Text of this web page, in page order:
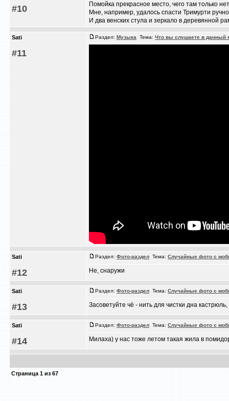
#10
Помойка прекрасное место, чего там только
Мне, например, удалось спасти Тримурти
И два венских стула и зеркало в деревянной
Sati
#11
Раздел: Музыка Тема: Что вы слушаете в данный
Sati
#12
Раздел: Фото-раздел Тема: Случайные фото с
Не, снаружи
Sati
#13
Раздел: Фото-раздел Тема: Случайные фото с
Засоветуйте чё - нить для чистки дна
Sati
#14
Раздел: Фото-раздел Тема: Случайные фото с
Милаха) у нас тоже летом такая жила в
Страница 1 из 67